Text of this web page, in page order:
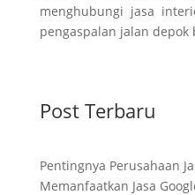
menghubungi jasa
pengaspalan jalan
Post Terbaru
Pentingnya Perusahaan
Memanfaatkan Jasa